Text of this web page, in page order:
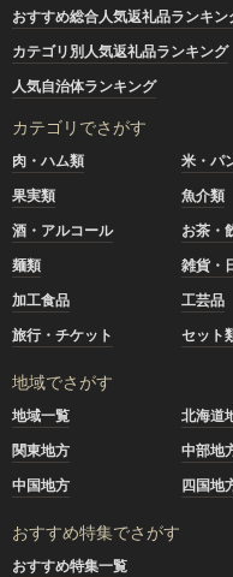
おすすめ総合人気返礼品ランキン
カテゴリ別人気返礼品ランキング
人気自治体ランキング
カテゴリでさがす
肉・ハム類 米・パ
果実類
魚介類
酒・アルコール
お茶・
麺類
雑貨・
加工食品
工芸品
旅行・チケット
セット
地域でさがす
地域一覧 北海道
関東地方
中部地
中国地方
四国地
おすすめ特集でさがす
おすすめ特集一覧